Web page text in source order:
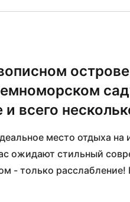
всего
место отдыха на
ожидают стильный
- только расслабление!
на крытой